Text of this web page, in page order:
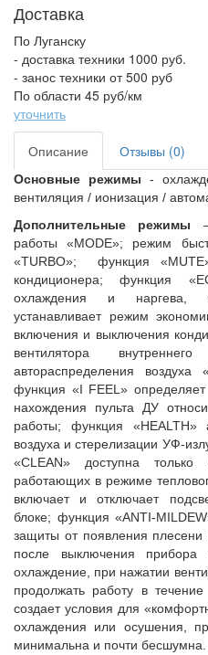
Доставка
По Луганску
- доставка техники 1000 руб.
- занос техники от 500 руб
По области 45 руб/км
уточнить
Описание Отзывы (0)
Основные режимы -
вентиляция / ионизация /
Дополнительные режимы
работы «MODE»; режим
«TURBO»; функция «MUTE
кондиционера; функция «
охлаждения и наргева,
устанавливает режим
включения и выключения
вентилятора
автораспределения воздуха «
функция «I FEEL»
нахождения пульта ДУ
работы; функция «HEALTH»
воздуха и стерелизации УФ-
«CLEAN» доступна только
работающих в режиме
включает и отключает
блоке; функция «ANTI-MILDEW
защиты от появления плесени
после выключения
охлаждение, при нажатии
продолжать работу в
создает условия для
охлаждения или осушения,
минимальна и почти бесшумна.